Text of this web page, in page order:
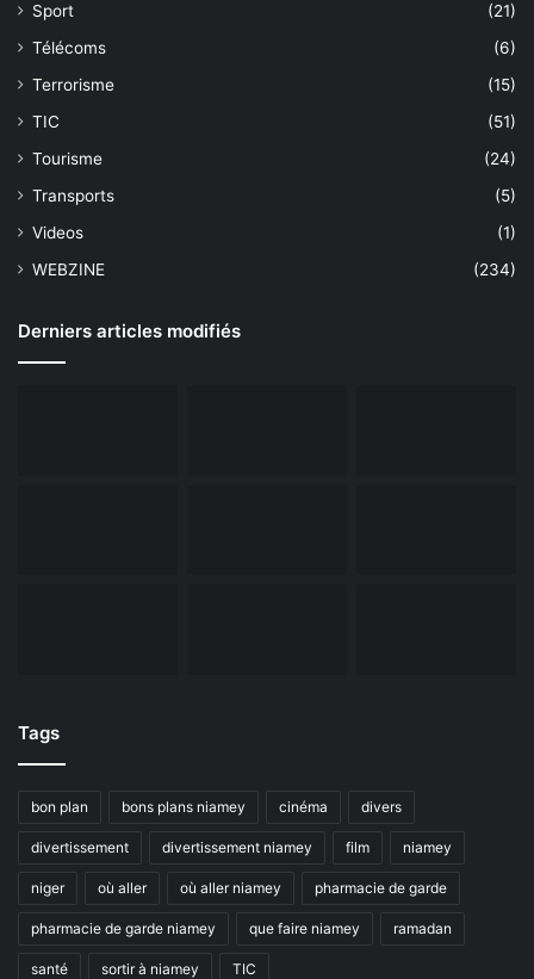
Sport
(21)
Télécoms
(6)
Terrorisme
(15)
TIC
(51)
Tourisme
(24)
Transports
(5)
Videos
(1)
WEBZINE
(234)
Derniers articles modifiés
Tags
bon plan bons plans niamey cinéma divers
divertissement divertissement niamey film niamey
niger où aller où aller niamey pharmacie de garde
pharmacie de garde niamey que faire niamey ramadan
santé sortir à niamey TIC